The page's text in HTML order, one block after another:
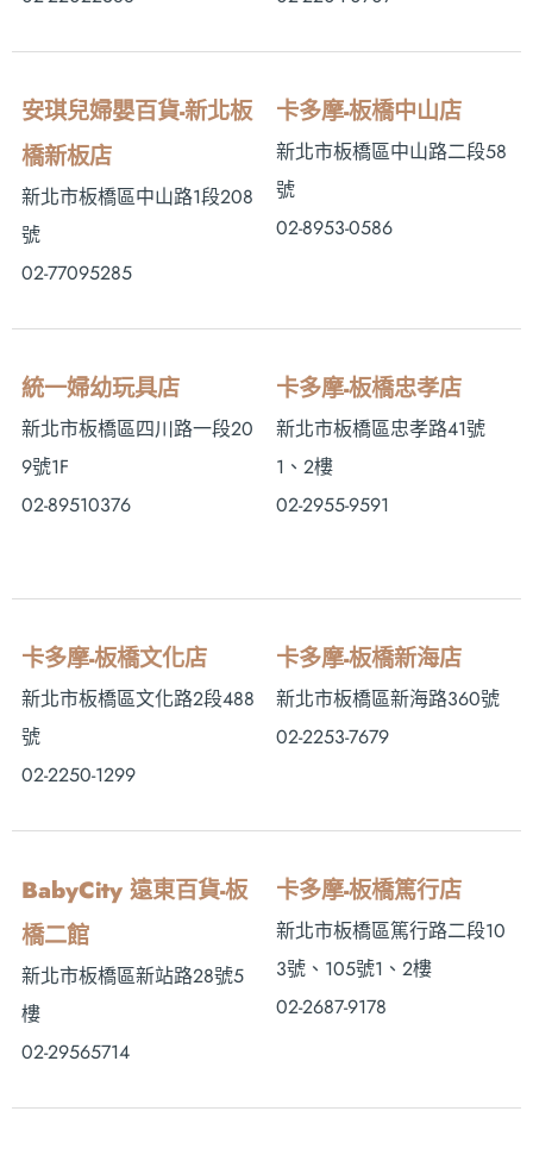
安琪兒婦嬰百貨-新北板
橋新板店
新北市板橋區中山路1段208
號
02-77095285
卡多摩-板橋中山店
新北市板橋區中山路二段58
號
02-8953-0586
統一婦幼玩具店
新北市板橋區四川路一段20
9號1F
02-89510376
卡多摩-板橋忠孝店
新北市板橋區忠孝路41號
1、2樓
02-2955-9591
卡多摩-板橋文化店
新北市板橋區文化路2段488
號
02-2250-1299
卡多摩-板橋新海店
新北市板橋區新海路360號
02-2253-7679
BabyCity 遠東百貨-板
橋二館
新北市板橋區新站路28號5
樓
02-29565714
卡多摩-板橋篤行店
新北市板橋區篤行路二段10
3號、105號1、2樓
02-2687-9178